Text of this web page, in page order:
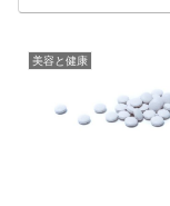
美容と健康